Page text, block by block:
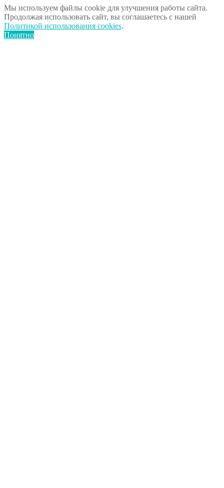
Мы используем файлы cookie для улучшения работы сайта.
Продолжая использовать сайт, вы соглашаетесь с нашей
Политикой использования cookies.
Понятно